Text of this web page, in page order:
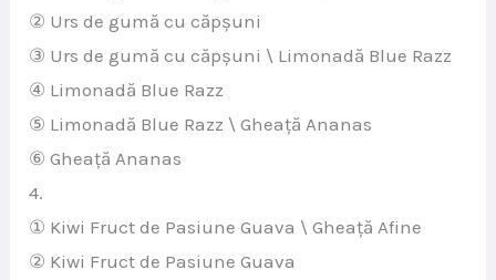
② Urs de gumă cu căpșuni
③ Urs de gumă cu căpșuni \ Limonadă Blue Razz
④ Limonadă Blue Razz
⑤ Limonadă Blue Razz \ Gheață Ananas
⑥ Gheață Ananas
4.
① Kiwi Fruct de Pasiune Guava \ Gheață Afine
② Kiwi Fruct de Pasiune Guava